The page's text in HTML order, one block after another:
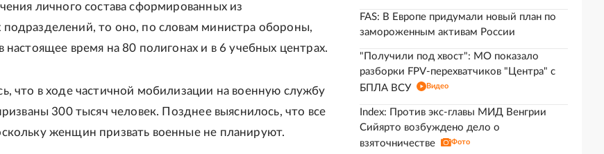
личного состава сформированных из
то оно, по словам министра обороны,
настоящее время на 80 полигонах и в 6 учебных центрах.
что в ходе частичной мобилизации на военную службу
300 тысяч человек. Позднее выяснилось, что все
женщин призвать военные не планируют.
FAS: В Европе придумали новый план по
замороженным активам России
"Получили под хвост": МО показало
разборки FPV-перехватчиков "Центра" с
БПЛА ВСУ
Видео
Index: Против экс-главы МИД Венгрии
Сийярто возбуждено дело о
взяточничестве
Фото